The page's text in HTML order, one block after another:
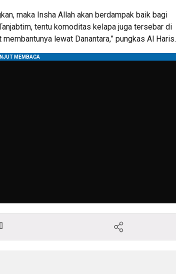
maka Insha Allah akan berdampak baik bagi
tentu komoditas kelapa juga tersebar di
lewat Danantara,” pungkas Al Haris.